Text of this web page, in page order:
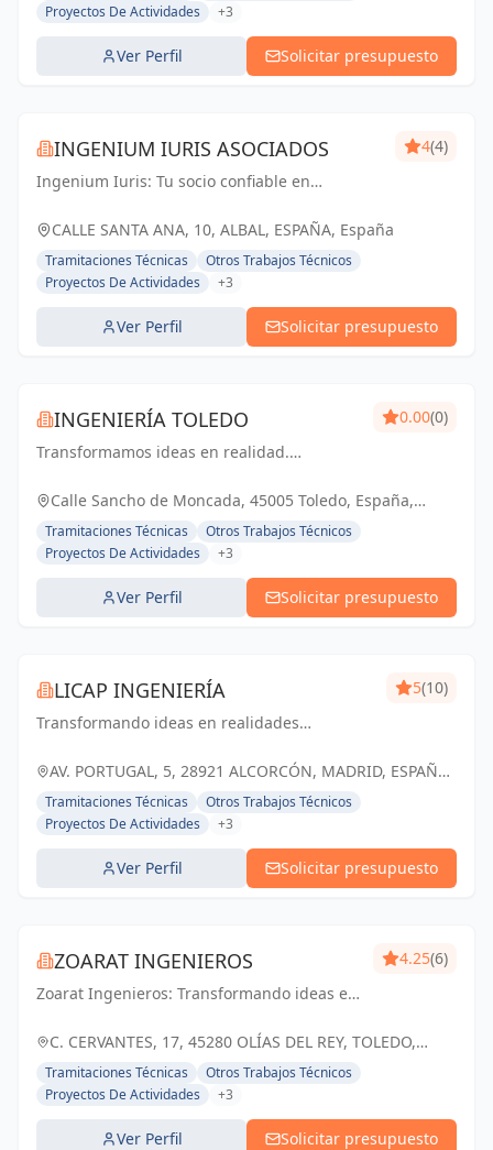
Proyectos De Actividades
+3
Ver Perfil Solicitar presupuesto
INGENIUM IURIS ASOCIADOS
Ingenium Iuris: Tu socio confiable en
Soluciones profesionales para proyectos
4(4)
CALLE SANTA ANA, 10, ALBAL, ESPAÑA, España
Tramitaciones Técnicas
Otros Trabajos Técnicos
Proyectos De Actividades
+3
Ver Perfil Solicitar presupuesto
INGENIERÍA TOLEDO
Transformamos ideas en realidad.
para un futuro sostenible.
0.00(0)
Calle Sancho de Moncada, 45005 Toledo, España,
España
Tramitaciones Técnicas
Otros Trabajos Técnicos
Proyectos De Actividades
+3
Ver Perfil Solicitar presupuesto
LICAP INGENIERÍA
Transformando ideas en realidades
un futuro sólido y sostenible en Alcorcón y
5(10)
AV. PORTUGAL, 5, 28921 ALCORCÓN, MADRID, ESPAÑA,
España
Tramitaciones Técnicas
Otros Trabajos Técnicos
Proyectos De Actividades
+3
Ver Perfil Solicitar presupuesto
ZOARAT INGENIEROS
Zoarat Ingenieros: Transformando ideas en
sostenible en Olías del Rey y Toledo.
4.25(6)
C. CERVANTES, 17, 45280 OLÍAS DEL REY, TOLEDO,
ESPAÑA, España
Tramitaciones Técnicas
Otros Trabajos Técnicos
Proyectos De Actividades
+3
Ver Perfil Solicitar presupuesto